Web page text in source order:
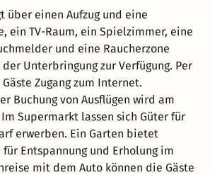
über einen Aufzug und eine
ein TV-Raum, ein Spielzimmer, eine
und eine Raucherzone
Unterbringung zur Verfügung. Per
Zugang zum Internet.
Buchung von Ausflügen wird am
Supermarkt lassen sich Güter für
erwerben. Ein Garten bietet
Entspannung und Erholung im
mit dem Auto können die Gäste